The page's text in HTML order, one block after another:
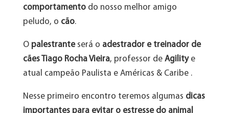
comportamento do nosso melhor amigo
peludo, o cão.
O palestranteserá o adestrador e treinador de
cães Tiago Rocha Vieira, professor de Agilitye
atual campeão Paulista e Américas & Caribe .
Nesse primeiro encontro teremos algumas dicas
importantes para evitar o estresse do animal